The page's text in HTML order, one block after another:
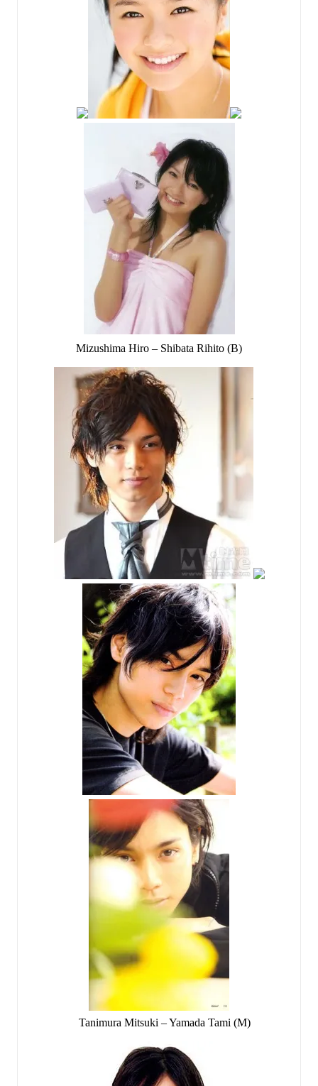
Mizushima Hiro – Shibata Rihito (B)
Tanimura Mitsuki – Yamada Tami (M)